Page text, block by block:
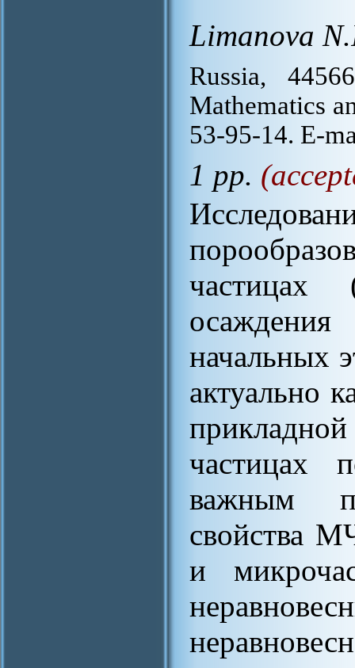
Limanova
Russia,
Mathematics
53-95-14. E-
1 pp.
начальных
актуально
частицах
важным
свойства
и